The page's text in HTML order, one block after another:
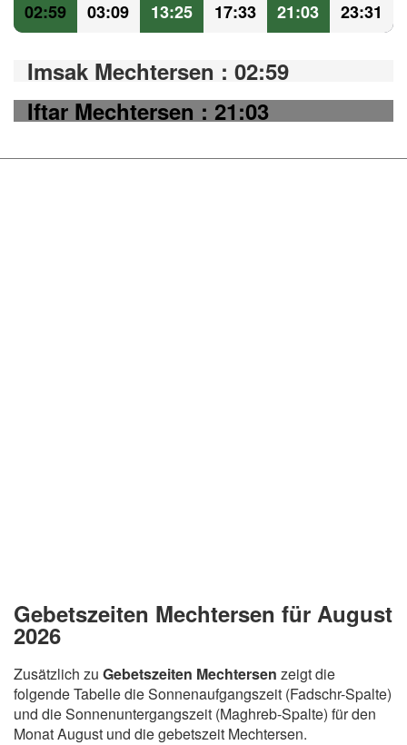
02:59 03:09 13:25 17:33 21:03 23:31
Imsak Mechtersen : 02:59
Iftar Mechtersen : 21:03
Gebetszeiten Mechtersen für August
2026
Zusätzlich zu Gebetszeiten Mechtersen zeigt die
folgende Tabelle die Sonnenaufgangszeit (Fadschr-Spalte)
und die Sonnenuntergangszeit (Maghreb-Spalte) für den
Monat August und die gebetszeit Mechtersen.